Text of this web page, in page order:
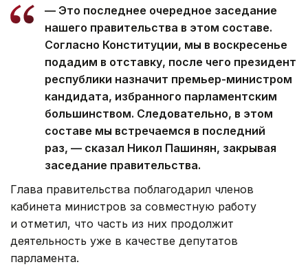
— Это последнее очередное заседание
нашего правительства в этом составе.
Согласно Конституции, мы в воскресенье
подадим в отставку, после чего президент
республики назначит премьер-министром
кандидата, избранного парламентским
большинством. Следовательно, в этом
составе мы встречаемся в последний
раз, — сказал Никол Пашинян, закрывая
заседание правительства.
Глава правительства поблагодарил членов
кабинета министров за совместную работу
и отметил, что часть из них продолжит
деятельность уже в качестве депутатов
парламента.